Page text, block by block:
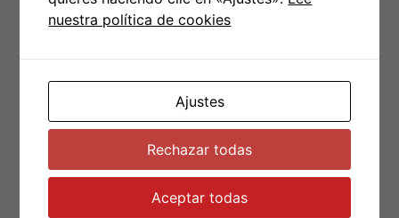
PRODUCTOS RELACIONADOS
nuestra política de cookies
Ajustes
Rechazar todas
Aceptar todas